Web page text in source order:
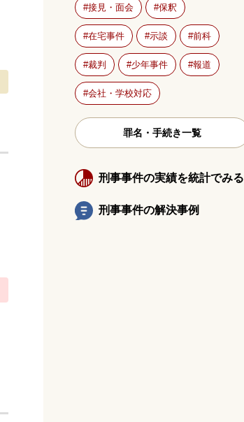
接見・面会 保釈
在宅事件 示談 前科
裁判 少年事件 報道
会社・学校対応
罪名・手続き一覧
刑事事件の実績を統計でみる
刑事事件の解決事例